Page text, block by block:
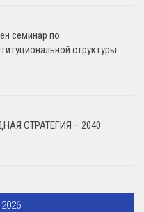
семинар по
структуры
СТРАТЕГИЯ – 2040